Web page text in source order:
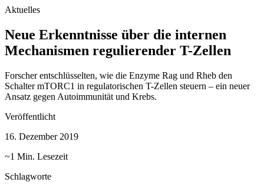
Aktuelles
Neue Erkenntnisse über die internen
Mechanismen regulierender T-Zellen
Forscher entschlüsselten, wie die Enzyme Rag und Rheb den
Schalter mTORC1 in regulatorischen T-Zellen steuern – ein neuer
Ansatz gegen Autoimmunität und Krebs.
Veröffentlicht
16. Dezember 2019
~1 Min. Lesezeit
Schlagworte